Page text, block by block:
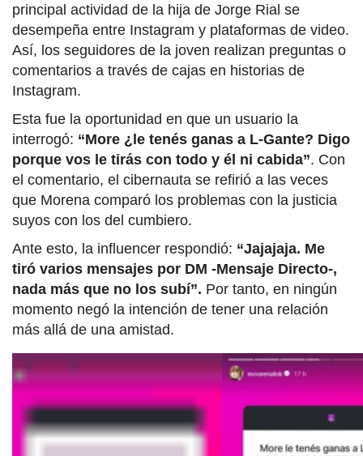
principal actividad de la hija de Jorge Rial se
desempeña entre Instagram y plataformas de video.
Así, los seguidores de la joven realizan preguntas o
comentarios a través de cajas en historias de
Instagram.
Esta fue la oportunidad en que un usuario la
interrogó: “More ¿le tenés ganas a L-Gante? Digo
porque vos le tirás con todo y él ni cabida”. Con
el comentario, el cibernauta se refirió a las veces
que Morena comparó los problemas con la justicia
suyos con los del cumbiero.
Ante esto, la influencer respondió: “Jajajaja. Me
tiró varios mensajes por DM -Mensaje Directo-,
nada más que no los subí”. Por tanto, en ningún
momento negó la intención de tener una relación
más allá de una amistad.